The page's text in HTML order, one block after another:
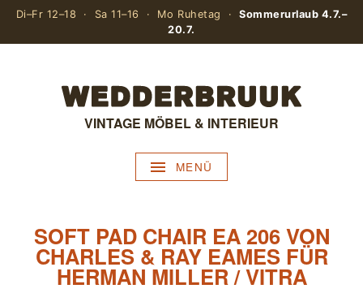
Di–Fr 12–18 · Sa 11–16 · Mo Ruhetag ·Sommerurlaub 4.7.–
20.7.
VINTAGE MÖBEL & INTERIEUR
MENÜ
SOFT PAD CHAIR EA 206 VON
CHARLES & RAY EAMES FÜR
HERMAN MILLER / VITRA